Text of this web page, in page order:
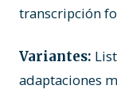
transcripción
Variantes:
adaptaciones